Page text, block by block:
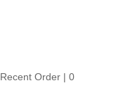
Recent Order| 0